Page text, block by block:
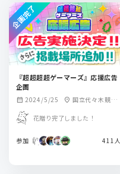
『超超超超ゲーマーズ』応援広告
企画
calendar_month 2024/5/25 location_on 国立代々木競技
花贈り完了しました！
参加 411人
企画完了